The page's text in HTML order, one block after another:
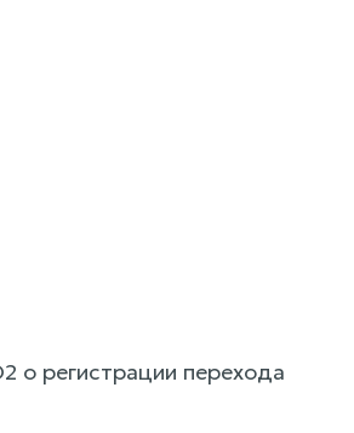
о регистрации перехода